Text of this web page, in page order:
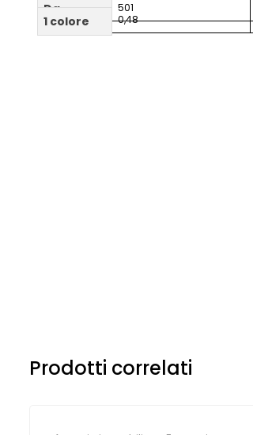
Da 501
1 colore 0,48
Prodotti correlati